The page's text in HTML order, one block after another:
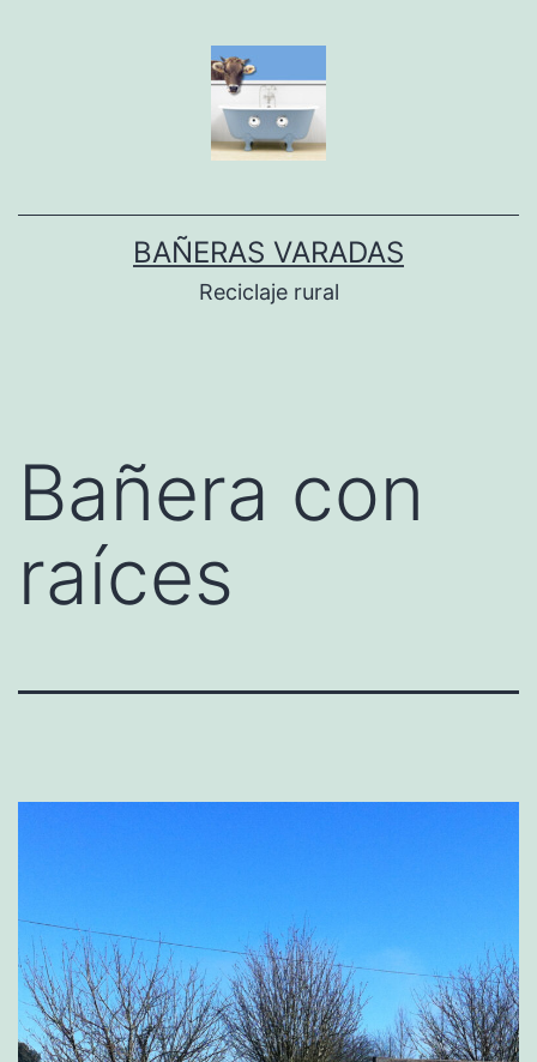
BAÑERAS VARADAS
Reciclaje rural
Bañera con
raíces